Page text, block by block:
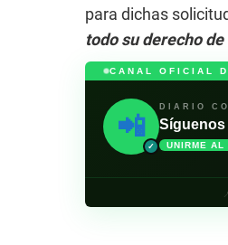
para dichas
todo su derecho de
CANAL OFICIAL
📲
✓
DIARIO
Síguenos
UNIRME